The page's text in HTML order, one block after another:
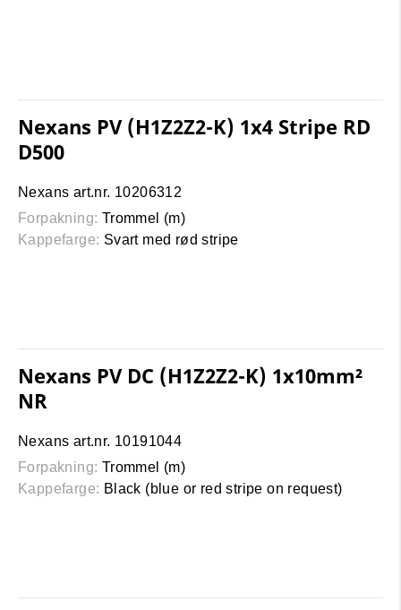
Nexans PV (H1Z2Z2-K) 1x4 Stripe RD
D500
Nexans art.nr. 10206312
Forpakning: Trommel (m)
Kappefarge: Svart med rød stripe
Nexans PV DC (H1Z2Z2-K) 1x10mm²
NR
Nexans art.nr. 10191044
Forpakning: Trommel (m)
Kappefarge: Black (blue or red stripe on request)